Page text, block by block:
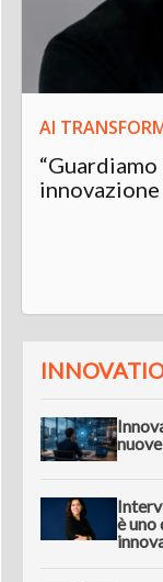
AI
innovazione
è uno